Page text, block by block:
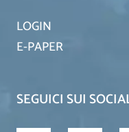
LOGIN
E-PAPER
SEGUICI SUI